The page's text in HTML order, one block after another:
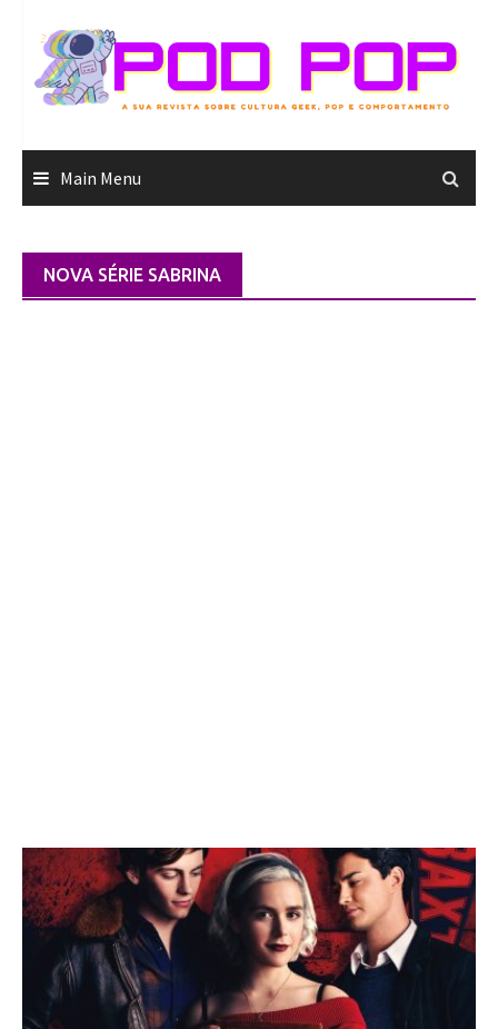
content
Main Menu
NOVA SÉRIE SABRINA